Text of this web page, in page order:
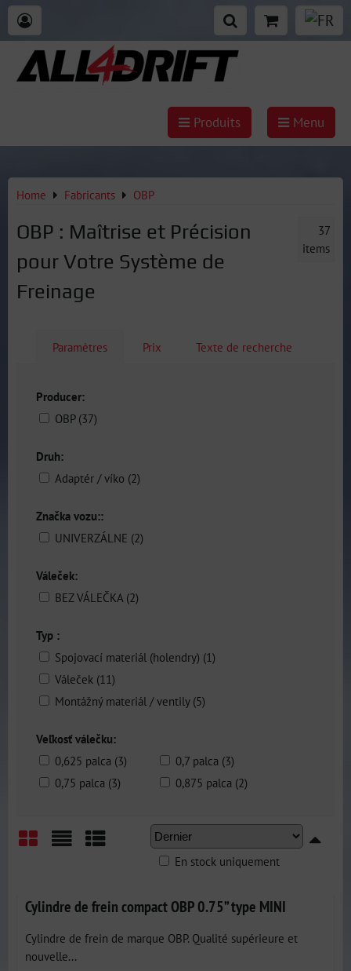
Produits Menu
Home Fabricants OBP
OBP : Maîtrise et Précision
pour Votre Système de
Freinage
37
items
Paramètres Prix Texte de recherche
Producer:
OBP (37)
Druh:
Adaptér / víko (2)
Značka vozu::
UNIVERZÁLNE (2)
Váleček:
BEZ VÁLEČKA (2)
Typ :
Spojovací materiál (holendry) (1)
Váleček (11)
Montážný materiál / ventily (5)
Veľkosť válečku:
0,625 palca (3)
0,7 palca (3)
0,75 palca (3)
0,875 palca (2)
En stock uniquement
Cylindre de frein compact OBP 0.75” type MINI
Cylindre de frein de marque OBP. Qualité supérieure et
nouvelle...